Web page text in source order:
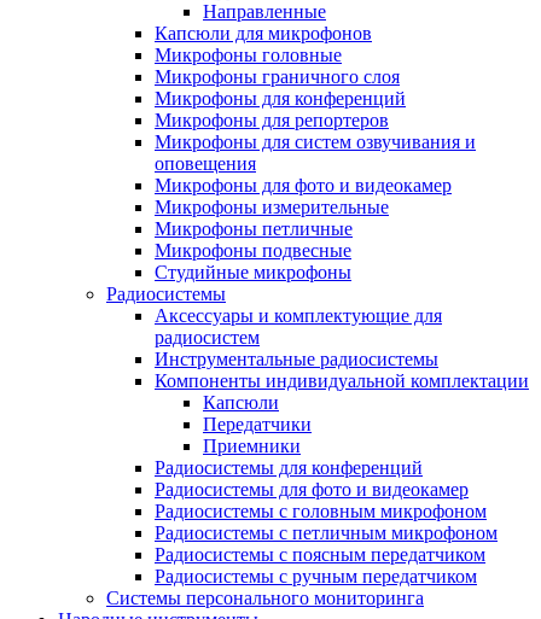
Направленные
Капсюли для микрофонов
Микрофоны головные
Микрофоны граничного слоя
Микрофоны для конференций
Микрофоны для репортеров
Микрофоны для систем озвучивания и
оповещения
Микрофоны для фото и видеокамер
Микрофоны измерительные
Микрофоны петличные
Микрофоны подвесные
Студийные микрофоны
Радиосистемы
Аксессуары и комплектующие для
радиосистем
Инструментальные радиосистемы
Компоненты индивидуальной комплектации
Капсюли
Передатчики
Приемники
Радиосистемы для конференций
Радиосистемы для фото и видеокамер
Радиосистемы с головным микрофоном
Радиосистемы с петличным микрофоном
Радиосистемы с поясным передатчиком
Радиосистемы с ручным передатчиком
Системы персонального мониторинга